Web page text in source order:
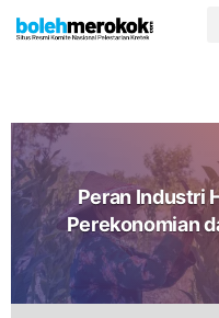
Peran Industri
Perekonomian